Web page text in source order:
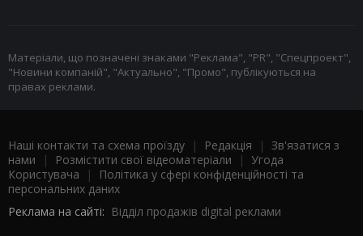
Матеріали, що позначені знаками "Реклама", "PR", "Спецпроект",
"Новини компаній", "Актуально", "Промо", публікуються на
правах реклами.
Наші контакти та схема проїзду | Редакція | Зв'язатися з
нами | Розмістити свої відеоматеріали | Угода
Користувача |
Політика у сфері конфіденційності та
персональних даних
Реклама на сайті: Відділ продажів digital реклами